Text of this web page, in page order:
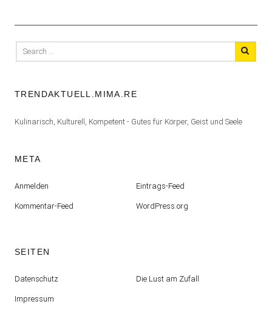
TRENDAKTUELL.MIMA.RE
Kulinarisch, Kulturell, Kompetent - Gutes für Körper, Geist und Seele
META
Anmelden Eintrags-Feed
Kommentar-Feed WordPress.org
SEITEN
Datenschutz Die Lust am Zufall
Impressum